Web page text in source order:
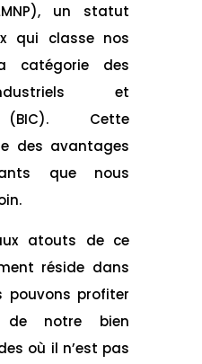
un statut
qui classe nos
catégorie des
et
(BIC). Cette
des avantages
que nous
atouts de ce
réside dans
pouvons profiter
de notre bien
où il n’est pas